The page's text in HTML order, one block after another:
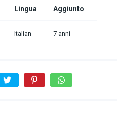
Lingua Aggiunto
Italian 7 anni